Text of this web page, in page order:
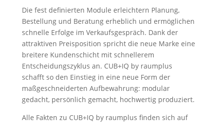
Die fest definierten Module erleichtern Planung,
Bestellung und Beratung erheblich und ermöglichen
schnelle Erfolge im Verkaufsgespräch. Dank der
attraktiven Preisposition spricht die neue Marke eine
breitere Kundenschicht mit schnellerem
Entscheidungszyklus an. CUB+IQ by raumplus
schafft so den Einstieg in eine neue Form der
maßgeschneiderten Aufbewahrung: modular
gedacht, persönlich gemacht, hochwertig produziert.
Alle Fakten zu CUB+IQ by raumplus finden sich auf